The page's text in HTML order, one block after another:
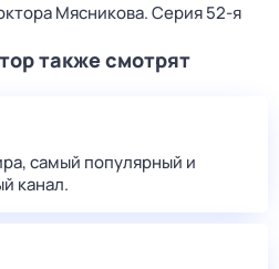
Мясникова. Серия 52-я
также смотрят
самый популярный и
канал.